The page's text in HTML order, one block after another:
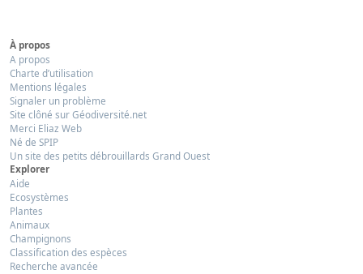
À propos
A propos
Charte d’utilisation
Mentions légales
Signaler un problème
Site clôné sur Géodiversité.net
Merci Eliaz Web
Né de SPIP
Un site des petits débrouillards Grand Ouest
Explorer
Aide
Ecosystèmes
Plantes
Animaux
Champignons
Classification des espèces
Recherche avancée